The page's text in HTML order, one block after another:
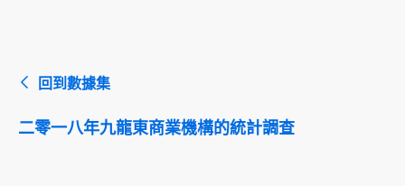
回到數據集
二零一八年九龍東商業機構的統計調查